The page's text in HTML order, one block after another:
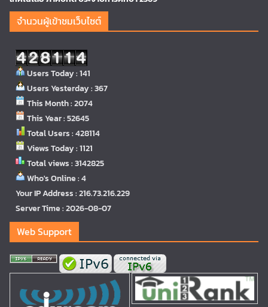
จำนวนผู้เข้าชมเว็บไซต์
Users Today : 141
Users Yesterday : 367
This Month : 2074
This Year : 52645
Total Users : 428114
Views Today : 1121
Total views : 3142825
Who's Online : 4
Your IP Address : 216.73.216.229
Server Time : 2026-08-07
Web Support